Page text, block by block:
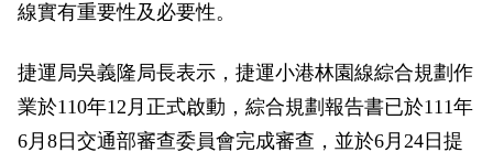
線實有重要性及必要性。
捷運局吳義隆局長表示，捷運小港林園線綜合規劃作
業於110年12月正式啟動，綜合規劃報告書已於111年
6月8日交通部審查委員會完成審查，並於6月24日提